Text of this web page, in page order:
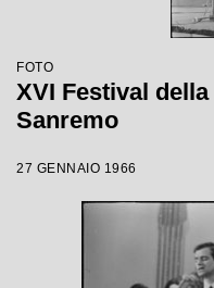
FOTO
XVI Festival
Sanremo
27 GENNAIO 1966